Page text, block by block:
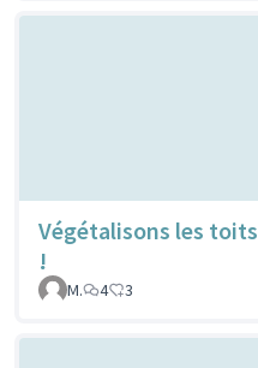
Végétalisons les toits
!
M.
4 3